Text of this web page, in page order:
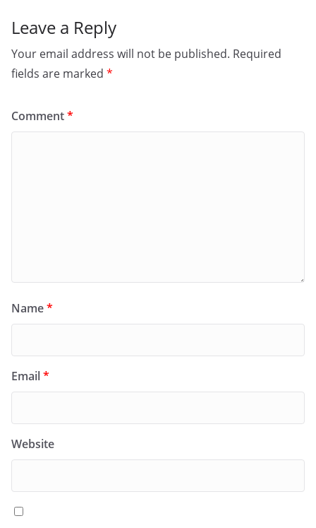
Leave a Reply
Your email address will not be published. Required
fields are marked *
Comment*
Name*
Email*
Website